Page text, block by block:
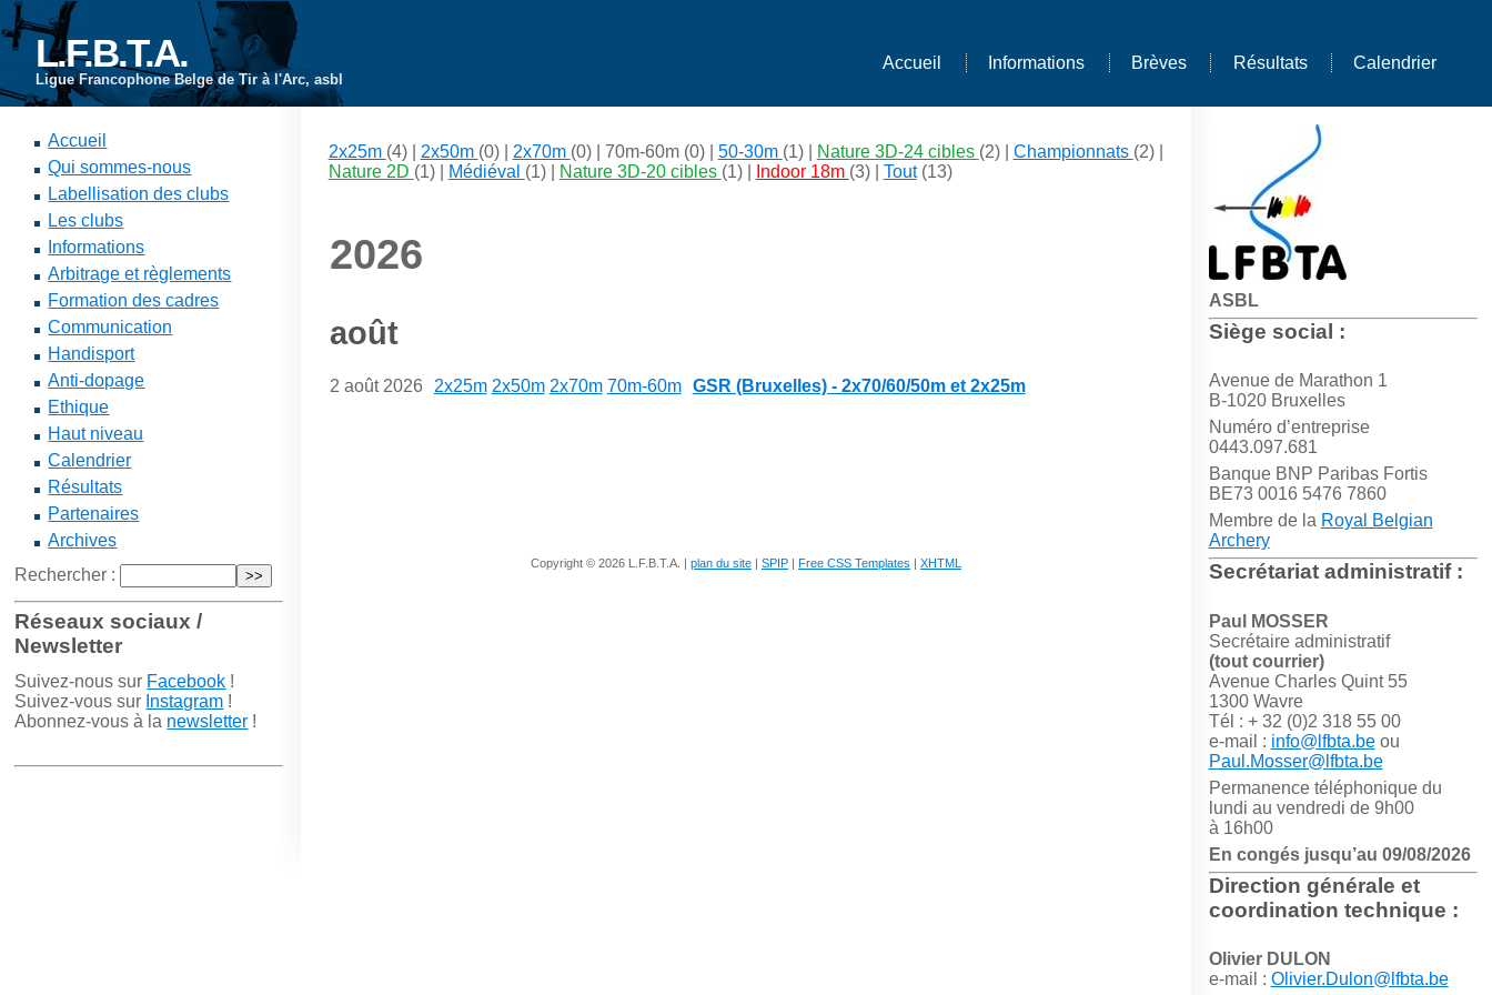
L.F.B.T.A.
Ligue Francophone Belge de Tir à l'Arc, asbl
Accueil Informations Brèves Résultats Calendrier
ASBL
Siège social :
Avenue de Marathon 1
B-1020 Bruxelles
Numéro d’entreprise
0443.097.681
Banque BNP Paribas Fortis
BE73 0016 5476 7860
Membre de la Royal Belgian
Archery
Secrétariat administratif :
Paul MOSSER
Secrétaire administratif
(tout courrier)
Avenue Charles Quint 55
1300 Wavre
Tél : + 32 (0)2 318 55 00
e-mail : info@lfbta.beou
Paul.Mosser@lfbta.be
Permanence téléphonique du
lundi au vendredi de 9h00
à 16h00
En congés jusqu’au 09/08/2026
Direction générale et
coordination technique :
Olivier DULON
e-mail : Olivier.Dulon@lfbta.be
Accueil
Qui sommes-nous
Labellisation des clubs
Les clubs
Informations
Arbitrage et règlements
Formation des cadres
Communication
Handisport
Anti-dopage
Ethique
Haut niveau
Calendrier
Résultats
Partenaires
Archives
Rechercher :
Réseaux sociaux /
Newsletter
Suivez-nous sur Facebook !
Suivez-vous sur Instagram !
Abonnez-vous à la newsletter !
2x25m (4) | 2x50m (0) | 2x70m (0) | 70m-60m (0) | 50-30m (1) | Nature 3D-24 cibles (2) | Championnats (2) |
Nature 2D (1) | Médiéval (1) | Nature 3D-20 cibles (1) | Indoor 18m (3) | Tout(13)
2026
août
2 août 2026 2x25m 2x50m 2x70m 70m-60m GSR (Bruxelles) - 2x70/60/50m et 2x25m
Copyright © 2026 L.F.B.T.A. | plan du site | SPIP | Free CSS Templates | XHTML